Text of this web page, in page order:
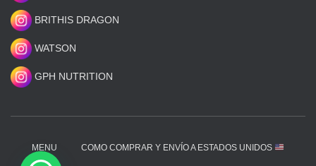
BRITHIS DRAGON
WATSON
GPH NUTRITION
MENU COMO COMPRAR Y ENVÍO A ESTADOS UNIDOS